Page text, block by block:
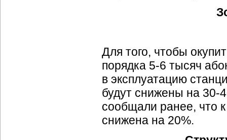
Для того, чтобы
порядка 5-6 тысяч
в эксплуатацию
будут снижены на 30-
сообщали ранее, что
снижена на 20%.